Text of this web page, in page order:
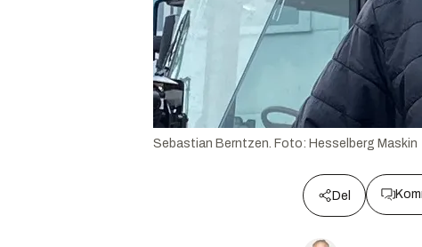
Sebastian Berntzen. Foto: Hesselberg Maskin
Del